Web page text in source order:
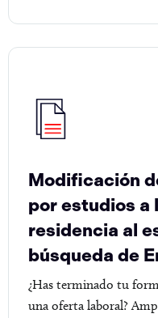
Modificación
por estudios a
residencia al
búsqueda de
¿Has terminado tu
una oferta laboral?